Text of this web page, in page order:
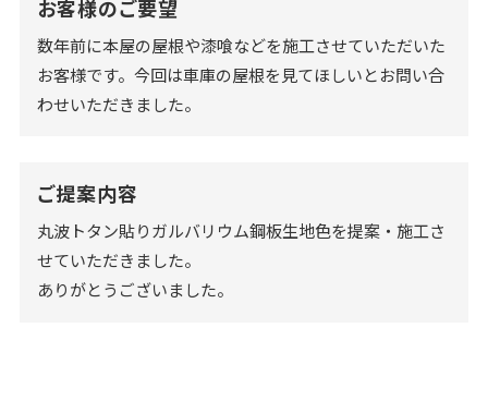
お客様のご要望
数年前に本屋の屋根や漆喰などを施工させていただいた
お客様です。今回は車庫の屋根を見てほしいとお問い合
わせいただきました。
ご提案内容
丸波トタン貼りガルバリウム鋼板生地色を提案・施工さ
せていただきました。
ありがとうございました。